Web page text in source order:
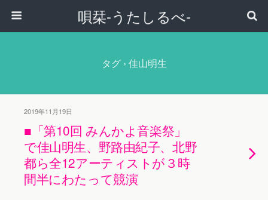
唄栞-うたしるべ-
タグ › 佳山明生
2019年11月19日
■「第10回 みんかよ音楽祭」
で佳山明生、野路由紀子、北野
都ら全12アーティストが３時
間半にわたって競演